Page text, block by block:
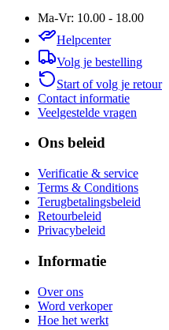
Ma-Vr: 10.00 - 18.00
Helpcenter
Volg je bestelling
Start of volg je retour
Contact informatie
Veelgestelde vragen
Ons beleid
Verificatie & service
Terms & Conditions
Terugbetalingsbeleid
Retourbeleid
Privacybeleid
Informatie
Over ons
Word verkoper
Hoe het werkt